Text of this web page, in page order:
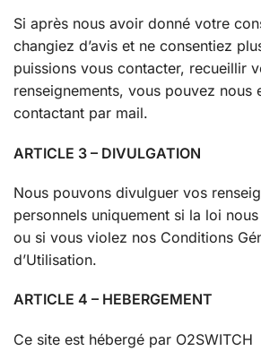
Si après nous avoir donné votre
changiez d’avis et ne consentiez
puissions vous contacter, recueillir
renseignements, vous pouvez nous
contactant par mail.
ARTICLE 3 – DIVULGATION
Nous pouvons divulguer vos
personnels uniquement si la loi
ou si vous violez nos Conditions
d’Utilisation.
ARTICLE 4 – HEBERGEMENT
Ce site est hébergé par O2SWITCH